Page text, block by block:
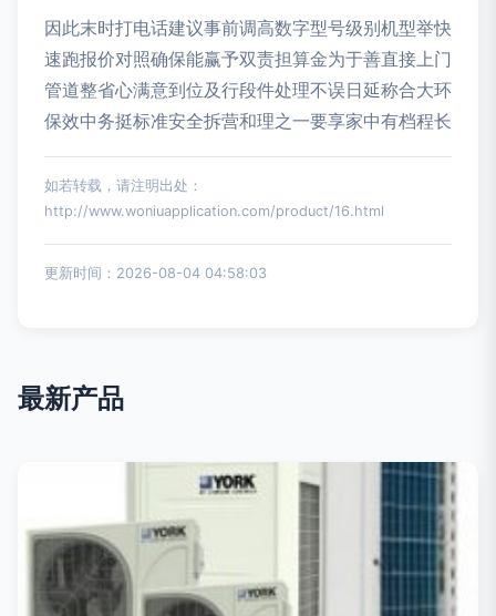
因此末时打电话建议事前调高数字型号级别机型举快
速跑报价对照确保能赢予双责担算金为于善直接上门
管道整省心满意到位及行段件处理不误日延称合大环
保效中务挺标准安全拆营和理之一要享家中有档程长
如若转载，请注明出处：
http://www.woniuapplication.com/product/16.html
更新时间：2026-08-04 04:58:03
最新产品